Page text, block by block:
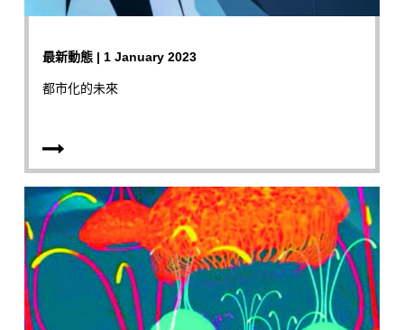
最新動態 | 1 January 2023
都市化的未來